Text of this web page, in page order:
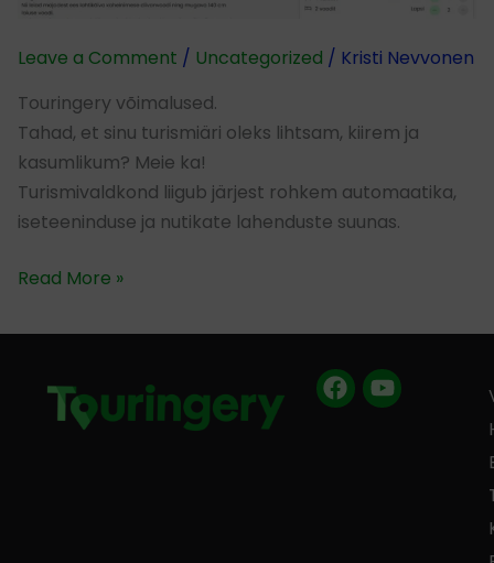
Leave a Comment / Uncategorized / Kristi Nevvonen
Touringery võimalused.
Tahad, et sinu turismiäri oleks lihtsam, kiirem ja
kasumlikum? Meie ka!
Turismivaldkond liigub järjest rohkem automaatika,
iseteeninduse ja nutikate lahenduste suunas.
Read More »
Facebook
Youtube